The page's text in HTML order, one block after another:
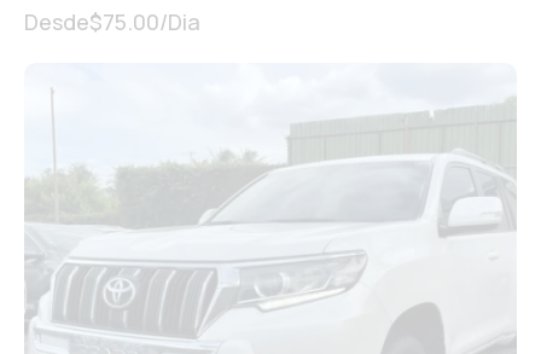
Desde$75.00/Dia